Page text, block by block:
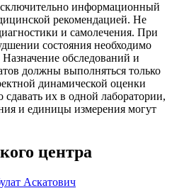
информационный
рекомендацией. Не
и самолечения. При
состояния необходимо
Назначение обследований и
должны выполняться только
динамической оценки
сдавать их в одной лаборатории,
и единицы измерения могут
центра